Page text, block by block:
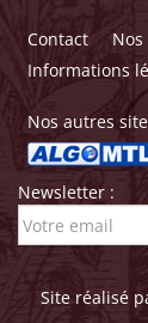
Contact Nos
Informations
Nos autres
Newsletter :
Site réalisé